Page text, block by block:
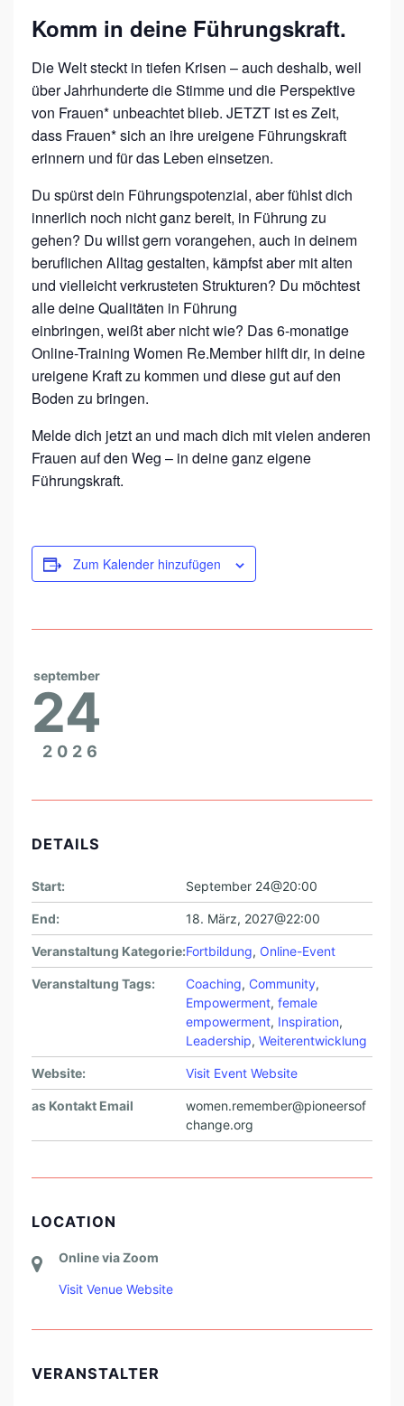
–
F
R
A
U
E
N
*
F
Ü
H
R
E
N
F
Ü
R
D
S
L
B
N
Komm in deine Führungskraft.
Die Welt steckt in tiefen Krisen – auch deshalb, weil
über Jahrhunderte die Stimme und die Perspektive
von Frauen* unbeachtet blieb. JETZT ist es Zeit,
dass Frauen* sich an ihre ureigene Führungskraft
erinnern und für das Leben einsetzen.
Du spürst dein Führungspotenzial, aber fühlst dich
innerlich noch nicht ganz bereit, in Führung zu
gehen? Du willst gern vorangehen, auch in deinem
beruflichen Alltag gestalten, kämpfst aber mit alten
und vielleicht verkrusteten Strukturen? Du möchtest
alle deine Qualitäten in Führung
einbringen, weißtaber nicht wie? Das 6-monatige
Online-Training Women Re.Memberhilft dir, in deine
ureigene Kraft zu kommen und diese gutauf den
Boden zu bringen.
Melde dich jetzt an und mach dich mit vielen anderen
Frauen auf den Weg – in deine ganz eigene
Führungskraft.
Zum Kalender hinzufügen
september
24
2026
DETAILS
Start: September 24@20:00
End: 18. März, 2027@22:00
Veranstaltung Kategorie:Fortbildung, Online-Event
Veranstaltung Tags: Coaching, Community,
Empowerment, female
empowerment, Inspiration,
Leadership, Weiterentwicklung
Website: Visit Event Website
as Kontakt Email
women.remember@pioneersof
change.org
LOCATION
Online via Zoom
Visit Venue Website
VERANSTALTER